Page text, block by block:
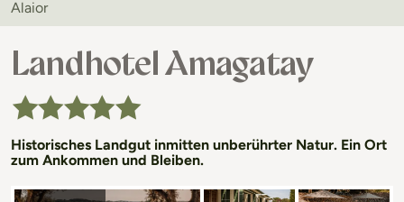
Alaior
Landhotel Amagatay
Historisches Landgut inmitten unberührter Natur. Ein Ort
zum Ankommen und Bleiben.